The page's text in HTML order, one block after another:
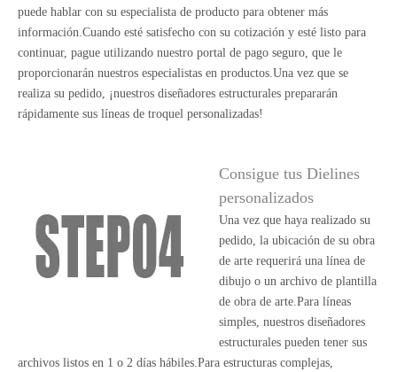
puede hablar con su especialista de producto para obtener más
información.Cuando esté satisfecho con su cotización y esté listo para
continuar, pague utilizando nuestro portal de pago seguro, que le
proporcionarán nuestros especialistas en productos.Una vez que se
realiza su pedido, ¡nuestros diseñadores estructurales prepararán
rápidamente sus líneas de troquel personalizadas!
Consigue tus Dielines
personalizados
Una vez que haya realizado su
pedido, la ubicación de su obra
de arte requerirá una línea de
dibujo o un archivo de plantilla
de obra de arte.Para líneas
simples, nuestros diseñadores
estructurales pueden tener sus
archivos listos en 1 o 2 días hábiles.Para estructuras complejas,